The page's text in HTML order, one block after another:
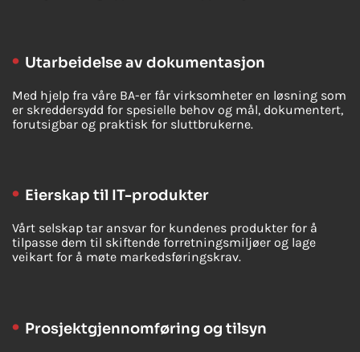
Utarbeidelse av dokumentasjon
Med hjelp fra våre BA-er får virksomheter en løsning som
er skreddersydd for spesielle behov og mål, dokumentert,
forutsigbar og praktisk for sluttbrukerne.
Eierskap til IT-produkter
Vårt selskap tar ansvar for kundenes produkter for å
tilpasse dem til skiftende forretningsmiljøer og lage
veikart for å møte markedsføringskrav.
Prosjektgjennomføring og tilsyn